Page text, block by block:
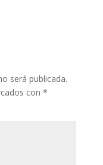
será publicada.
con *